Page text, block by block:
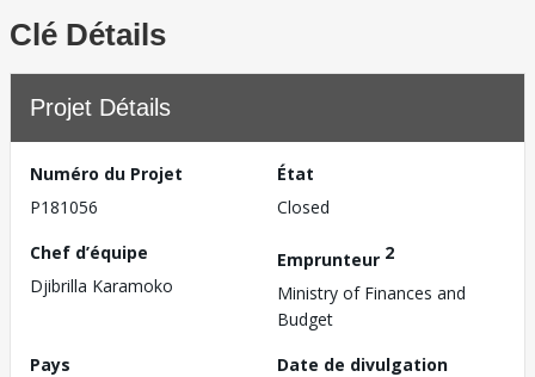
Clé Détails
Projet Détails
Numéro du Projet
P181056
État
Closed
Chef d’équipe
Djibrilla Karamoko
Emprunteur 2
Ministry of Finances and
Budget
Pays
Date de divulgation